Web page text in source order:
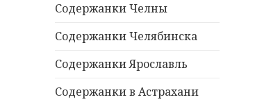
Содержанки Челны
Содержанки Челябинска
Содержанки Ярославль
Содержанки в Астрахани